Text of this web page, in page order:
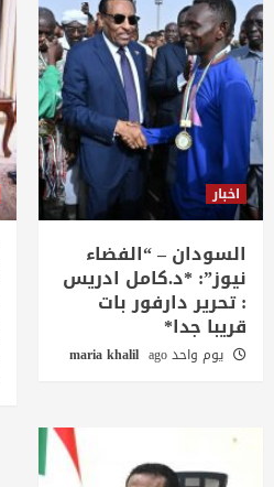
اخبار
السودان – “الفضاء
نيوز”: *د.كامل ادريس
: تحرير دارفور بات
قريبا جدا*
يوم واحد ago maria khalil